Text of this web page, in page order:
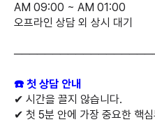
AM 09:00 ~ AM 01:00
오프라인 상담 외 상시 대기
☎️ 첫 상담 안내
✔ 시간을 끌지 않습니다.
✔ 첫 5분 안에 가장 중요한 핵